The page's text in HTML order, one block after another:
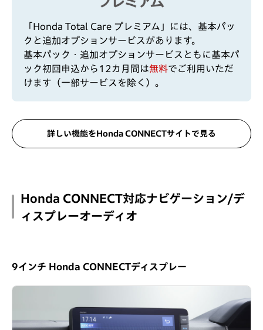
「Honda Total Care プレミアム」には、基本パッ
クと追加オプションサービスがあります。
基本パック・追加オプションサービスともに基本パ
ック初回申込から12カ月間は無料でご利用いただ
けます（一部サービスを除く）。
詳しい機能をHonda CONNECTサイトで見る
Honda CONNECT対応ナビゲーション/デ
ィスプレーオーディオ
9インチ Honda CONNECTディスプレー